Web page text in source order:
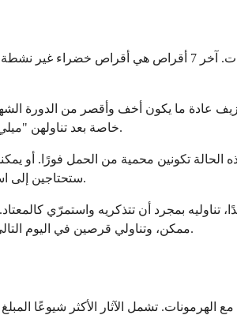
تحتوي كل عبوة على 28 قرصًا. أول 21 قرصًا هي أقراص نشطة باللون الأزرق
عادة ما يكون أخف وأقصر من الدورة
خاصة بعد تناولهن "ميلي" لعدة أشهر. هذا طبيعي وليس علامة على وجود مشكلة.
تكونين محمية من الحمل فورًا. أو
ستحتاجين إلى استخدام طريقة احتياطية (مثل الواقي الذكري) لأول 7 أيام.
تناوليه بمجرد أن تتذكريه واستمرّي
ممكن، وتناولي قرصين في اليوم التالي، واستخدمي وسائل منع حمل إضافية لمدة 7 أيام قادمة.
وتميل إلى الاستقرار خلال أول 2 إلى 3 أشهر مع تكيف جسمك مع